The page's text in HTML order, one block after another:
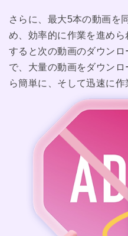
さらに、最大5本の動画を
め、効率的に作業を進め
すると次の動画のダウン
で、大量の動画をダウン
ら簡単に、そして迅速に作